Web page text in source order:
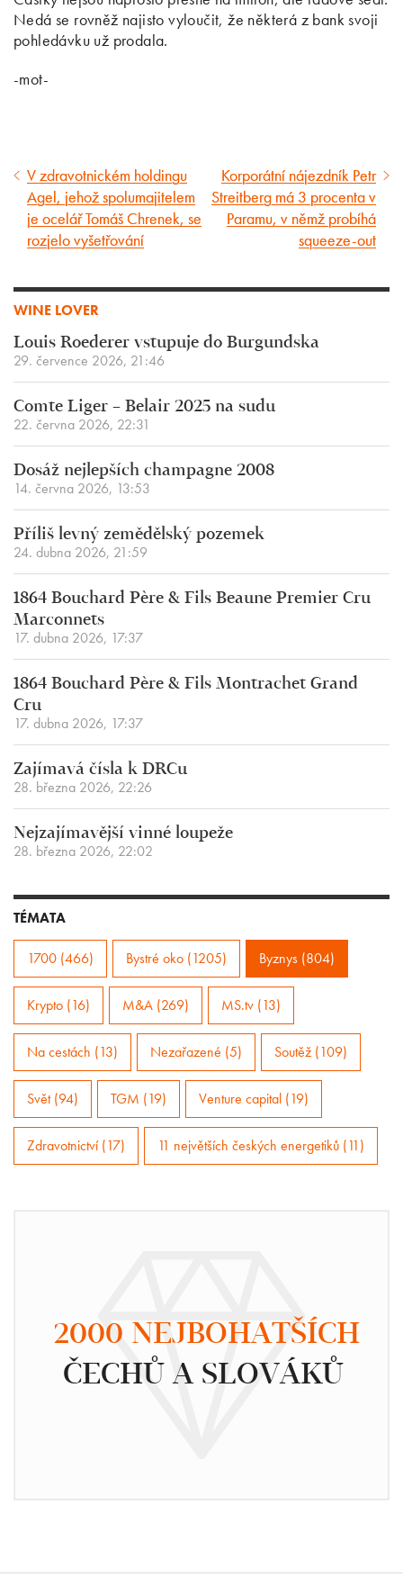
Nedá se rovněž najisto vyloučit, že některá z bank svoji
pohledávku už prodala.
-mot-
Předcházející
článek
V zdravotnickém holdingu
Agel, jehož spolumajitelem
je ocelář Tomáš Chrenek, se
rozjelo vyšetřování
Následující
článek
Korporátní nájezdník Petr
Streitberg má 3 procenta v
Paramu, v němž probíhá
squeeze-out
WINE LOVER
Louis Roederer vstupuje do Burgundska
29. července 2026, 21:46
Comte Liger – Belair 2025 na sudu
22. června 2026, 22:31
Dosáž nejlepších champagne 2008
14. června 2026, 13:53
Příliš levný zemědělský pozemek
24. dubna 2026, 21:59
1864 Bouchard Père & Fils Beaune Premier Cru
Marconnets
17. dubna 2026, 17:37
1864 Bouchard Père & Fils Montrachet Grand
Cru
17. dubna 2026, 17:37
Zajímavá čísla k DRCu
28. března 2026, 22:26
Nejzajímavější vinné loupeže
28. března 2026, 22:02
TÉMATA
1700 (466) Bystré oko (1205) Byznys (804)
Krypto (16) M&A (269) MS.tv (13)
Na cestách (13) Nezařazené (5) Soutěž (109)
Svět (94) TGM (19) Venture capital (19)
Zdravotnictví (17) 11 největších českých energetiků (11)
2000 NEJBOHATŠÍCH
ČECHŮ A SLOVÁKŮ